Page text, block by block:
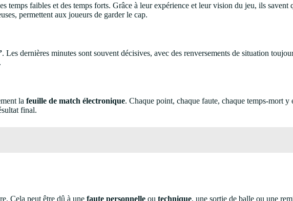
temps faibles et des temps forts. Grâce à leur expérience et leur vision du jeu, ils savent
permettent aux joueurs de garder le cap.
. Les dernières minutes sont souvent décisives, avec des renversements de situation
la feuille de match électronique. Chaque point, chaque faute, chaque temps-mort y
final.
Cela peut être dû à une faute personnelle ou technique, une sortie de balle ou une